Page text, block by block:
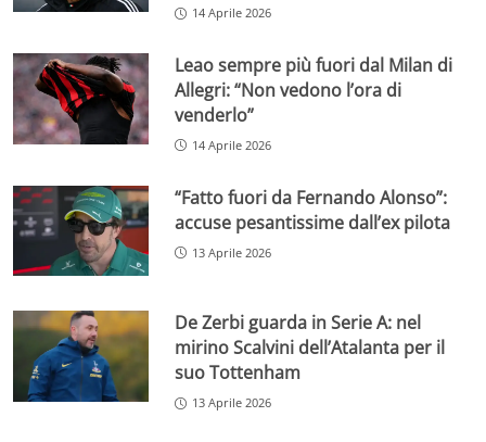
14 Aprile 2026
Leao sempre più fuori dal Milan di
Allegri: “Non vedono l’ora di
venderlo”
14 Aprile 2026
“Fatto fuori da Fernando Alonso”:
accuse pesantissime dall’ex pilota
13 Aprile 2026
De Zerbi guarda in Serie A: nel
mirino Scalvini dell’Atalanta per il
suo Tottenham
13 Aprile 2026